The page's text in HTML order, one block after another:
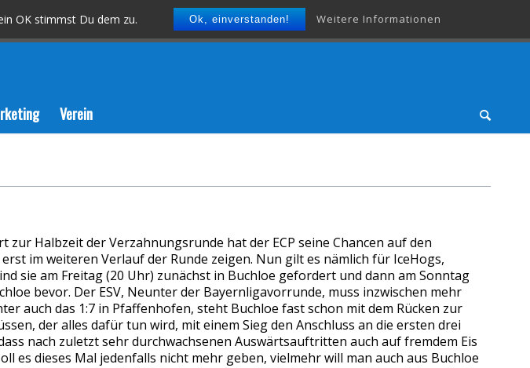
OK stimmst Du dem zu. Ok, einverstanden! Weitere Informationen
Verein
Halbzeit der Verzahnungsrunde hat der ECP seine Chancen auf den
im weiteren Verlauf der Runde zeigen. Nun gilt es nämlich für IceHogs,
sie am Freitag (20 Uhr) zunächst in Buchloe gefordert und dann am Sonntag
bevor. Der ESV, Neunter der Bayernligavorrunde, muss inzwischen mehr
auch das 1:7 in Pfaffenhofen, steht Buchloe fast schon mit dem Rücken zur
der alles dafür tun wird, mit einem Sieg den Anschluss an die ersten drei
nach zuletzt sehr durchwachsenen Auswärtsauftritten auch auf fremdem Eis
es dieses Mal jedenfalls nicht mehr geben, vielmehr will man auch aus Buchloe